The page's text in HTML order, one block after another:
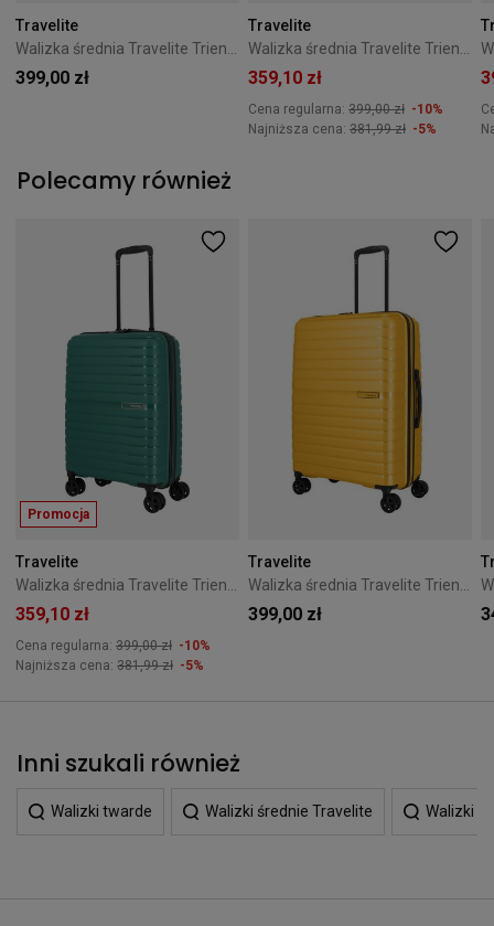
Travelite
399,00 zł
Travelite
359,10 zł
Cena regularna: 399,00 zł -10%
Najniższa cena: 381,99 zł -5%
Polecamy również
Promocja
Travelite
359,10 zł
Cena regularna: 399,00 zł -10%
Najniższa cena: 381,99 zł -5%
Travelite
399,00 zł
Inni szukali również
Walizki twarde Walizki średnie Travelite Walizki